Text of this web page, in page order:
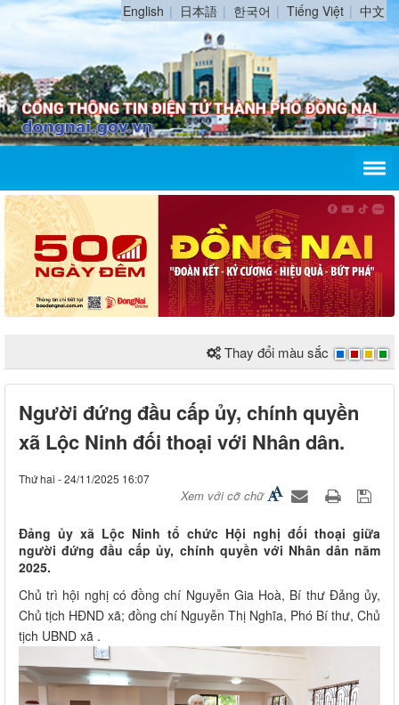
English 日本語 한국어 Tiếng Việt 中文
Thay đổi màu sắc
Người đứng đầu cấp ủy, chính quyền
xã Lộc Ninh đối thoại với Nhân dân.
Thứ hai - 24/11/2025 16:07
Xem với cỡ chữ
Đảng ủy xã Lộc Ninh tổ chức Hội nghị đối thoại giữa
người đứng đầu cấp ủy, chính quyền với Nhân dân năm
2025.
Chủ trì hội nghị có đồng chí Nguyễn Gia Hoà, Bí thư Đảng ủy,
Chủ tịch HĐND xã; đồng chí Nguyễn Thị Nghĩa, Phó Bí thư, Chủ
tịch UBND xã .